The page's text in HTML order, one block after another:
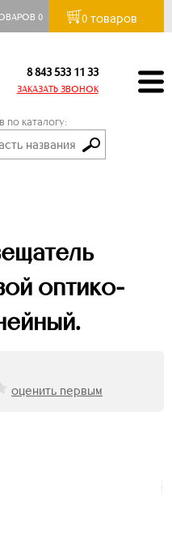
0 0 товаров
8 843 533 11 33
ЗАКАЗАТЬ ЗВОНОК
по каталогу:
оптико-
оценить первым